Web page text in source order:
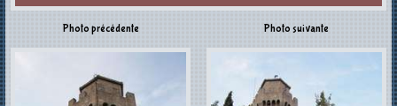
Photo précédente Photo suivante